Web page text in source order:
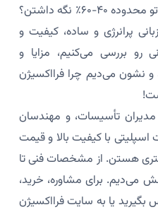
داکت اسپلیت‌های ما رطوبت رو تو محدوده ۴۰-۶۰٪ نگه داشتن؟
با زبانی پرانرژی و ساده، کیفیت و
رو بررسی می‌کنیم، مزایا و
نشون می‌دیم چرا فرااکسیژن
تأسیسات، و مهندسان
با کیفیت بالا و قیمت
برای فضاهای ۱۰۰-۵۰۰ متری هستن. از مشخصات فنی تا
می‌دیم. برای مشاوره، خرید،
با 09202798980 تماس بگیرید یا به سایت فرااکسیژن